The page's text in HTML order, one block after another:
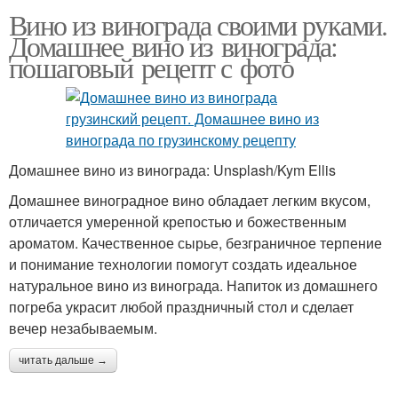
Вино из винограда своими руками.
Домашнее вино из винограда:
пошаговый рецепт с фото
Домашнее вино из винограда: Unsplash/Kym Ellis
Домашнее виноградное вино обладает легким вкусом,
отличается умеренной крепостью и божественным
ароматом. Качественное сырье, безграничное терпение
и понимание технологии помогут создать идеальное
натуральное вино из винограда. Напиток из домашнего
погреба украсит любой праздничный стол и сделает
вечер незабываемым.
читать дальше →